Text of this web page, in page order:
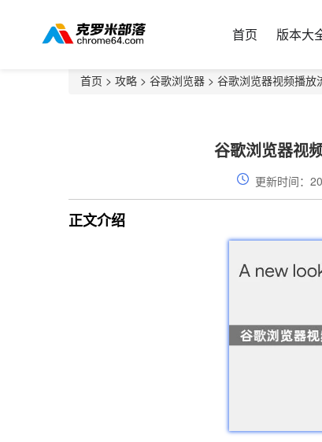
首页 版本大
首页 > 攻略 > 谷歌浏览器 > 谷歌浏览器视频播
谷歌浏览器视
更新时间：
正文介绍